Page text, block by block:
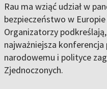
Rau ma wziąć udział w
bezpieczeństwo w
Organizatorzy
najważniejsza
narodowemu i polityce
Zjednoczonych.